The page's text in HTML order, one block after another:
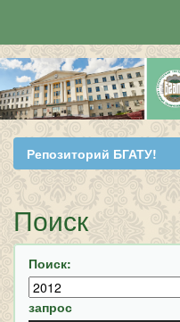
Skip
navigation
Репозиторий БГАТУ!
Поиск
Поиск:
запрос